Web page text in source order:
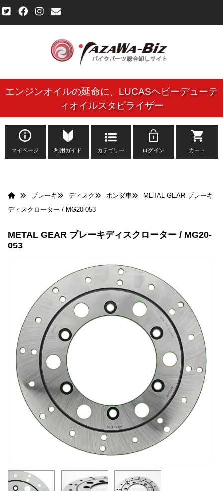
ご利用規約
個人情報保護方針
よくある質問
お問い合わせ
エンジンオイルの延命に、 LUCASヘビーデューテ
ィオイルスタビライザー
マイページ 利用ガイド カテゴリー ログイン カート
ブレーキ ディスク ホンダ車
METAL GEAR ブレーキ
ディスクローター / MG20-053
METAL GEAR ブレーキディスクローター / MG20-
053